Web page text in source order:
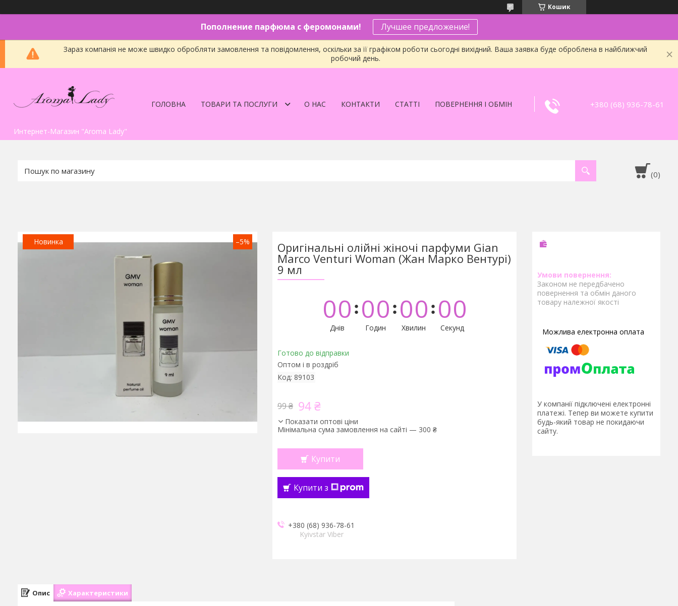
Кошик
Пополнение парфюма с феромонами! Лучшее предложение!
Зараз компанія не може швидко обробляти замовлення та повідомлення, оскільки за її графіком роботи сьогодні вихідний. Ваша заявка буде оброблена в найближчий
робочий день.
Интернет-Магазин "Aroma Lady"
ГОЛОВНА ТОВАРИ ТА ПОСЛУГИ О НАС КОНТАКТИ СТАТТІ ПОВЕРНЕННЯ І ОБМІН +380 (68) 936-78-61
Новинка –5% Оригінальні олійні жіночі парфуми Gian
Marco Venturi Woman (Жан Марко Вентурі)
9 мл
00
Днів
00
Годин
00
Хвилин
00
Секунд
Готово до відправки
Оптом і в роздріб
Код: 89103
99 ₴ 94 ₴
Показати оптові ціни
Мінімальна сума замовлення на сайті — 300 ₴
Купити
Купити з
+380 (68) 936-78-61
Kyivstar Viber
Законом не передбачено
повернення та обмін даного
товару належної якості
У компанії підключені електронні
платежі. Тепер ви можете купити
будь-який товар не покидаючи
сайту.
Опис Характеристики